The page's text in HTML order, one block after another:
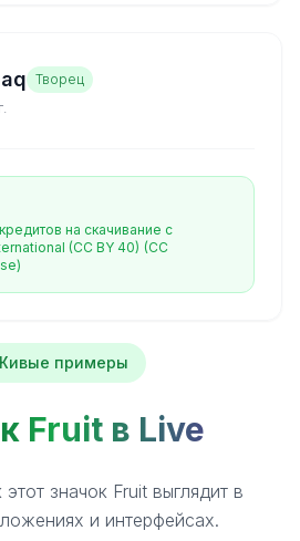
Творец
на скачивание с
(CC BY 40) (CC
примеры
Fruit в Live
значок Fruit выглядит в
и интерфейсах.